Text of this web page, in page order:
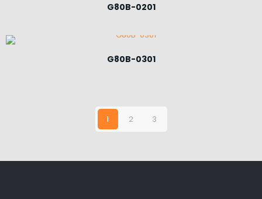
G80B-0201
G80B-0301
1 2 3